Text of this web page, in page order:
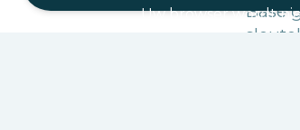
Base
Uw browser wordt